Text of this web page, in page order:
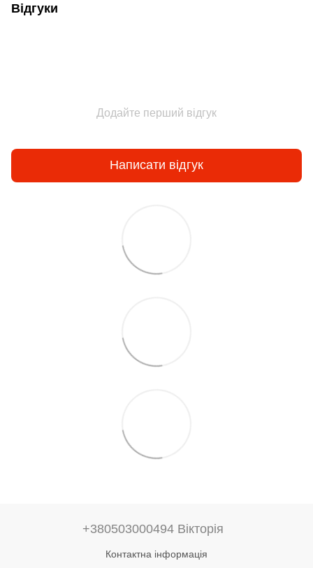
Відгуки
Додайте перший відгук
Написати відгук
+380503000494 Вікторія
Контактна інформація